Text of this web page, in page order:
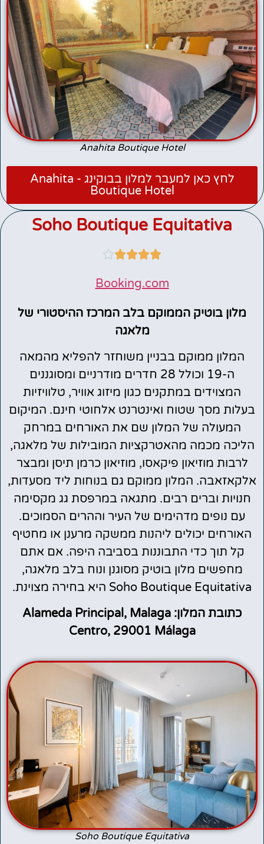
Anahita Boutique Hotel
לחץ כאן למעבר למלון בבוקינג - Anahita
Boutique Hotel
Soho Boutique Equitativa





Booking.com
מלון בוטיק הממוקם בלב המרכז ההיסטורי של
מלאגה
המלון ממוקם בבניין משוחזר להפליא מהמאה
ה-19 וכולל 28 חדרים מודרניים ומסוגננים
המצוידים במתקנים כגון מיזוג אוויר, טלוויזיות
בעלות מסך שטוח ואינטרנט אלחוטי חינם. המיקום
המעולה של המלון שם את האורחים במרחק
הליכה מכמה מהאטרקציות המובילות של מלאגה,
לרבות מוזיאון פיקאסו, מוזיאון כרמן תיסן ומבצר
אלקאזאבה. המלון ממוקם גם בנוחות ליד מסעדות,
חנויות וברים רבים. מתגאה במרפסת גג מקסימה
עם נופים מדהימים של העיר וההרים הסמוכים.
האורחים יכולים ליהנות ממשקה מרענן או מחטיף
קל תוך כדי התבוננות בסביבה היפה. אם אתם
מחפשים מלון בוטיק מסוגנן ונוח בלב מלאגה,
Soho Boutique Equitativa היא בחירה מצוינת.
כתובת המלון: Alameda Principal, Malaga
Centro, 29001 Málaga
Soho Boutique Equitativa